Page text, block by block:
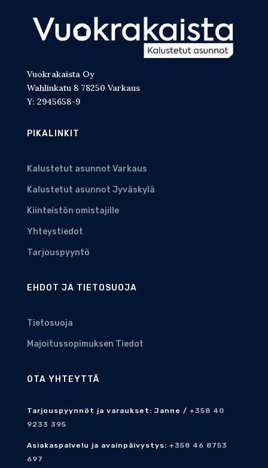
Vuokrakaista Oy
Wahlinkatu 8 78250 Varkaus
Y: 2945658-9
PIKALINKIT
Kalustetut asunnot Varkaus
Kalustetut asunnot Jyväskylä
Kiinteistön omistajille
Yhteystiedot
Tarjouspyyntö
EHDOT JA TIETOSUOJA
Tietosuoja
Majoitussopimuksen Tiedot
OTA YHTEYTTÄ
Tarjouspyynnöt ja varaukset: Janne / +358 40
9233 395
Asiakaspalvelu ja avainpäivystys: +358 46 8753
697